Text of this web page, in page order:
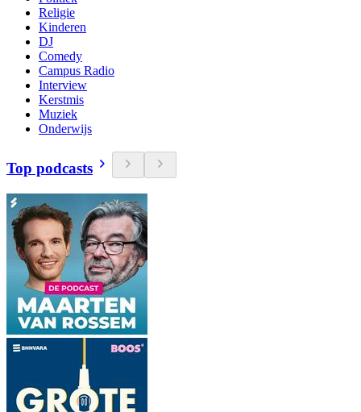
Religie
Kinderen
DJ
Comedy
Campus Radio
Interview
Kerstmis
Muziek
Onderwijs
Top podcasts